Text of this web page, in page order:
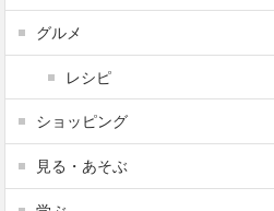
グルメ
レシピ
ショッピング
見る・あそぶ